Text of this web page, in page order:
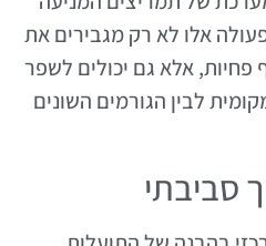
אלו לא רק מגבירים את
אלא גם יכולים לשפר
לבין הגורמים השונים
סביבתי